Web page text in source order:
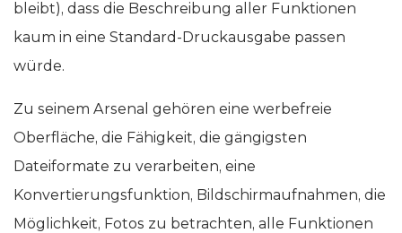
bleibt), dass die Beschreibung aller Funktionen
kaum in eine Standard-Druckausgabe passen
würde.
Zu seinem Arsenal gehören eine werbefreie
Oberfläche, die Fähigkeit, die gängigsten
Dateiformate zu verarbeiten, eine
Konvertierungsfunktion, Bildschirmaufnahmen, die
Möglichkeit, Fotos zu betrachten, alle Funktionen